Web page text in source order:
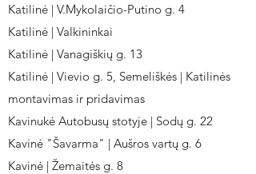
Katilinė | V.Mykolaičio-Putino g. 4
Katilinė | Valkininkai
Katilinė | Vanagiškių g. 13
Katilinė | Vievio g. 5, Semeliškės | Katilinės
montavimas ir pridavimas
Kavinukė Autobusų stotyje | Sodų g. 22
Kavinė "Šavarma" | Aušros vartų g. 6
Kavinė | Žemaitės g. 8